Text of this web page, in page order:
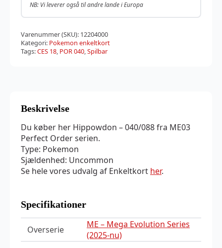
NB: Vi leverer også til andre lande i Europa
Varenummer (SKU): 12204000
Kategori: Pokemon enkeltkort
Tags:CES 18, POR 040,Spilbar
Beskrivelse
Du køber her Hippowdon – 040/088 fra ME03
Perfect Order serien.
Type: Pokemon
Sjældenhed: Uncommon
Se hele vores udvalg af Enkeltkort her.
Specifikationer
Overserie
ME – Mega Evolution Series
(2025-nu)